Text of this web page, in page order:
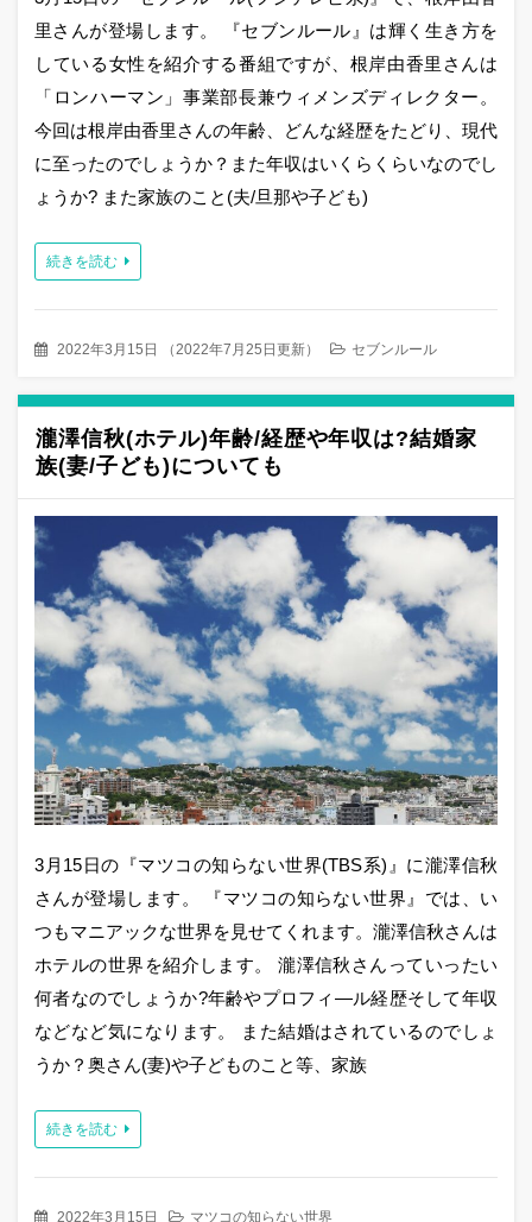
里さんが登場します。 『セブンルール』は輝く生き方を
している女性を紹介する番組ですが、根岸由香里さんは
「ロンハーマン」事業部長兼ウィメンズディレクター。
今回は根岸由香里さんの年齢、どんな経歴をたどり、現代
に至ったのでしょうか？また年収はいくらくらいなのでし
ょうか? また家族のこと(夫/旦那や子ども)
続きを読む
2022年3月15日 （ 2022年7月25日更新） セブンルール
瀧澤信秋(ホテル)年齢/経歴や年収は?結婚家
族(妻/子ども)についても
3月15日の『マツコの知らない世界(TBS系)』に瀧澤信秋
さんが登場します。 『マツコの知らない世界』では、い
つもマニアックな世界を見せてくれます。瀧澤信秋さんは
ホテルの世界を紹介します。 瀧澤信秋さんっていったい
何者なのでしょうか?年齢やプロフィ―ル経歴そして年収
などなど気になります。 また結婚はされているのでしょ
うか？奥さん(妻)や子どものこと等、家族
続きを読む
2022年3月15日 マツコの知らない世界